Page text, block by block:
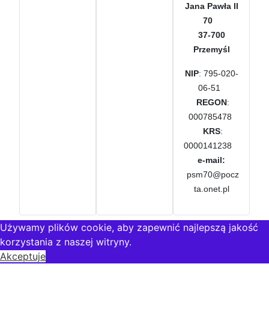
Jana Pawła II
70
37-700
Przemyśl
NIP: 795-020-
06-51
REGON:
000785478
KRS:
0000141238
e-mail:
psm70@pocz
ta.onet.pl
Używamy plików cookie, aby zapewnić najlepszą jakość
korzystania z naszej witryny.
Akceptuje